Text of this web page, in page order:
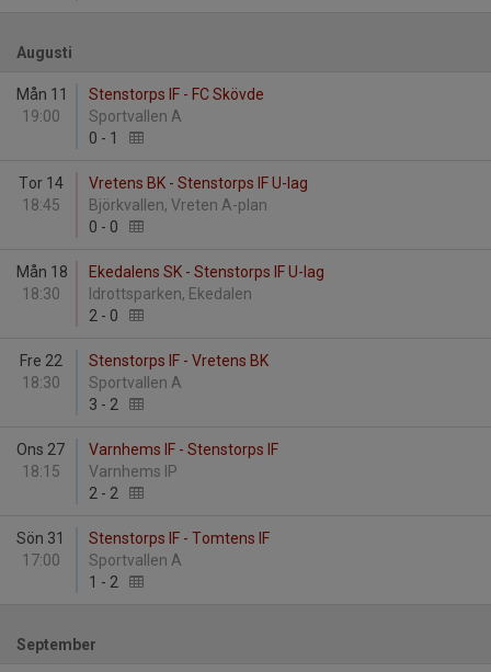
Augusti
Mån 11
19:00
Stenstorps IF - FC Skövde
Sportvallen A
0 - 1
Tor 14
18:45
Vretens BK - Stenstorps IF U-lag
Björkvallen, Vreten A-plan
0 - 0
Mån 18
18:30
Ekedalens SK - Stenstorps IF U-lag
Idrottsparken, Ekedalen
2 - 0
Fre 22
18:30
Stenstorps IF - Vretens BK
Sportvallen A
3 - 2
Ons 27
18:15
Varnhems IF - Stenstorps IF
Varnhems IP
2 - 2
Sön 31
17:00
Stenstorps IF - Tomtens IF
Sportvallen A
1 - 2
September